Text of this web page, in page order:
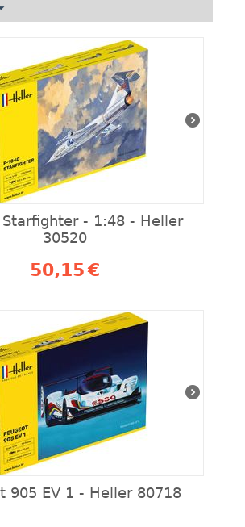
Starfighter - 1:48 - Heller
30520
50,15€
905 EV 1 - Heller 80718